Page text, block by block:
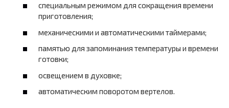
специальным режимом для сокращения времени
приготовления;
механическими и автоматическими таймерами;
памятью для запоминания температуры и времени
готовки;
освещением в духовке;
автоматическим поворотом вертелов.